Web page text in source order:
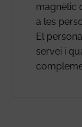
magnètic
a les
El
servei i